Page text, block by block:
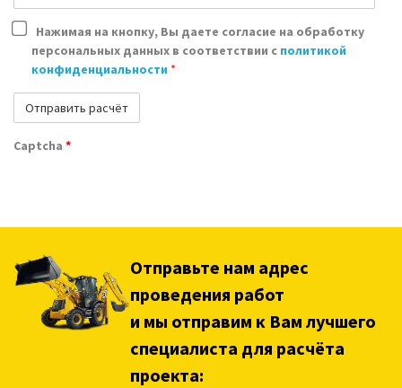
Нажимая на кнопку, Вы даете согласие на обработку
персональных данных в соответствии с политикой
конфиденциальности *
Captcha *
Отправьте нам адрес
проведения работ
и мы отправим к Вам лучшего
специалиста для расчёта
проекта: